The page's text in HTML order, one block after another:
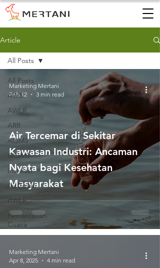
Article
All Posts
AWS
AWLR
ARR
AQMS
WQMS
Instalasi
Air Tanah
AWLR
Pemantauan
Cuaca
All Posts
Air Tercemar di Sekitar
Kawasan Industri: Ancaman
Nyata bagi Kesehatan
Masyarakat
Marketing Mertani
Feb 12
3 min read
Marketing Mertani
Apr 8, 2025
4 min read